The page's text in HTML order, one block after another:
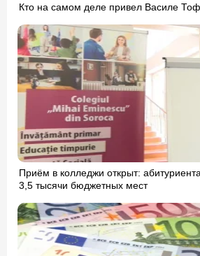
Кто на самом деле привел Василе
Приём в колледжи открыт:
3,5 тысячи бюджетных мест